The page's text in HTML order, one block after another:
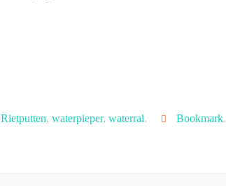
Rietputten, waterpieper, waterral. Bookmark.